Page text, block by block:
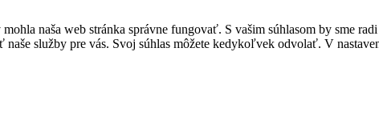
naša web stránka správne fungovať. S vašim súhlasom by sme
služby pre vás. Svoj súhlas môžete kedykoľvek odvolať. V